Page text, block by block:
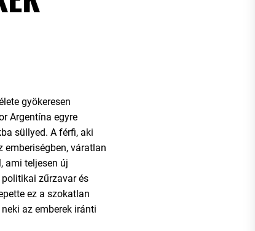
gyökeresen
Argentína egyre
süllyed. A férfi, aki
emberiségben, váratlan
ami teljesen új
zűrzavar és
ez a szokatlan
az emberek iránti